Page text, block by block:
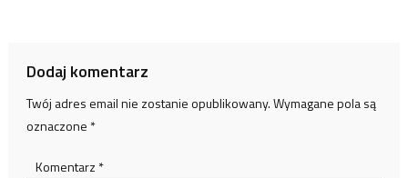
Dodaj komentarz
Twój adres email nie zostanie opublikowany.Wymagane pola są
oznaczone *
Komentarz *